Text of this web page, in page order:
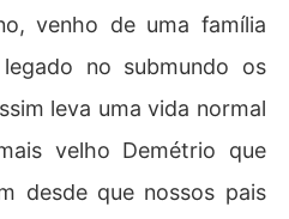
venho de uma família
no submundo os
leva uma vida normal
velho Demétrio que
desde que nossos pais